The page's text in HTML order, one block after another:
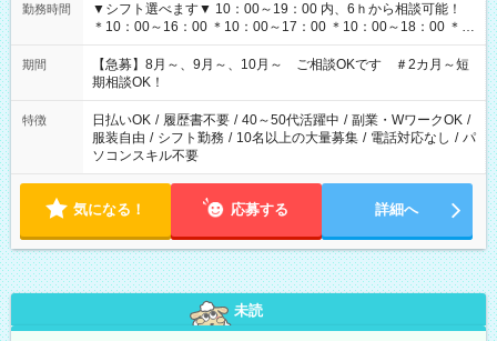
勤務時間
▼シフト選べます▼ 10：00～19：00 内、6ｈから相談可能！
＊10：00～16：00 ＊10：00～17：00 ＊10：00～18：00 ＊
11：00～19：00 ＊12：00～19：00 ＊13：00～19：00
期間
【急募】8月～、9月～、10月～ ご相談OKです ＃2カ月～短
期相談OK！
特徴 日払いOK / 履歴書不要 / 40～50代活躍中 / 副業・WワークOK /
服装自由 / シフト勤務 / 10名以上の大量募集 / 電話対応なし / パ
ソコンスキル不要
気になる！ 応募する 詳細へ
未読